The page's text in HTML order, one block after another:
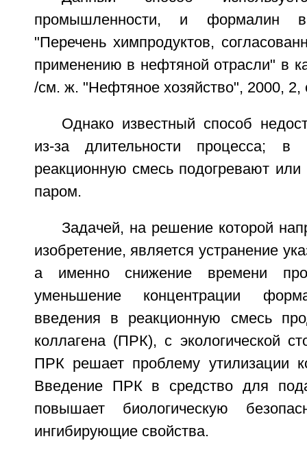
промышленности, и формалин
"Перечень химпродуктов,
применению в нефтяной отрасли" в
/см. ж. "Нефтяное хозяйство", 2000, 2,
Однако известный способ
из-за длительности процесса; в
реакционную смесь подогревают
паром.
Задачей, на решение которой
изобретение, является устранение
а именно снижение времени
уменьшение концентрации
введения в реакционную смесь
коллагена (ПРК), с экологической
ПРК решает проблему утилизации
Введение ПРК в средство для
повышает биологическую
ингибирующие свойства.